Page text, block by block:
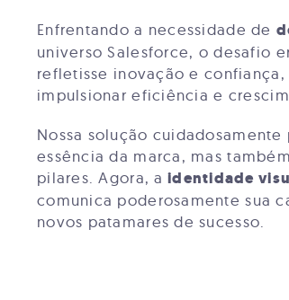
Enfrentando a necessidade de
universo Salesforce, o desafio
refletisse inovação e
impulsionar eficiência e
Nossa solução
essência da marca, mas
pilares. Agora, a identidade
comunica poderosamente sua
novos patamares de sucesso.